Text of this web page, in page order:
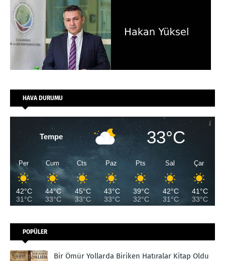
HAVA DURUMU
Tempe 33°C
Per
42°C
31°C
Cum
44°C
33°C
Cts
45°C
33°C
Paz
43°C
33°C
Pts
39°C
32°C
Sal
42°C
31°C
Çar
41°C
33°C
POPÜLER
Bir Ömür Yollarda Biriken Hatıralar Kitap Oldu